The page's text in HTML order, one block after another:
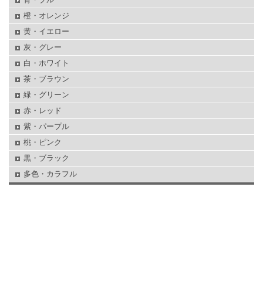
橙・オレンジ
黄・イエロー
灰・グレー
白・ホワイト
茶・ブラウン
緑・グリーン
赤・レッド
紫・パープル
桃・ピンク
黒・ブラック
多色・カラフル